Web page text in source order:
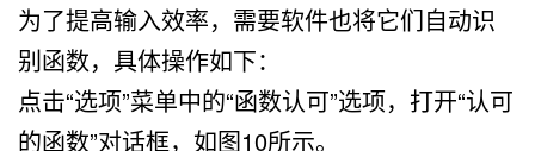
为了提高输入效率，需要软件也将它们自动识
别函数，具体操作如下：
点击“选项”菜单中的“函数认可”选项，打开“认可
的函数”对话框，如图10所示。